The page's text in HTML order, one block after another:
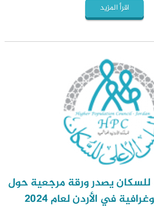
اقرأ المزيد
للسكان يصدر ورقة مرجعية حول
في الأردن لعام 2024